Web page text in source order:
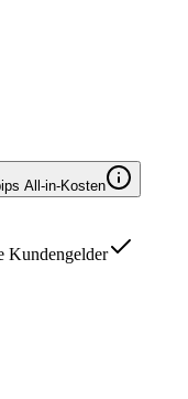
All-in-Kosten
Kundengelder